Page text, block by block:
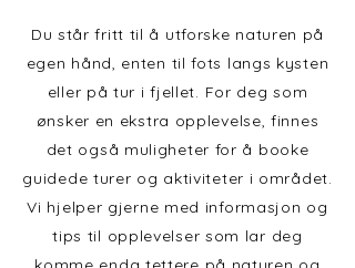
Du står fritt til å utforske naturen på
egen hånd, enten til fots langs kysten
eller på tur i fjellet. For deg som
ønsker en ekstra opplevelse, finnes
det også muligheter for å booke
guidede turer og aktiviteter i området.
Vi hjelper gjerne med informasjon og
tips til opplevelser som lar deg